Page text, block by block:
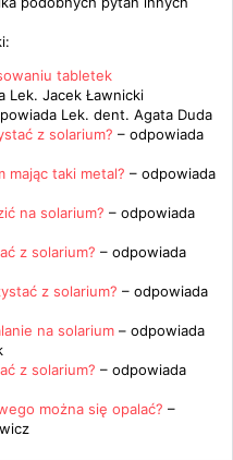
tabletek
Lek. Jacek Ławnicki
Lek. dent. Agata Duda
z solarium? – odpowiada
mając taki metal? – odpowiada
na solarium? – odpowiada
z solarium? – odpowiada
z solarium? – odpowiada
na solarium – odpowiada
z solarium? – odpowiada
można się opalać? –